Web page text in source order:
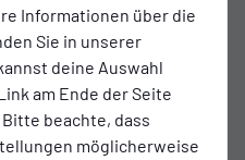
Informationen über die
Sie in unserer
kannst deine Auswahl
am Ende der Seite
beachte, dass
möglicherweise